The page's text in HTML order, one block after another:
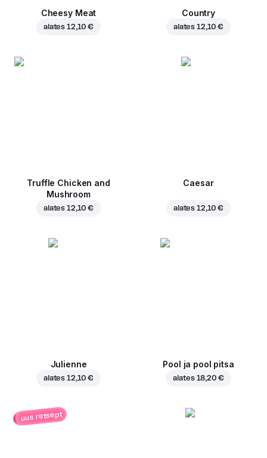
Cheesy Meat
alates 12,10 €
Country
alates 12,10 €
Truffle Chicken and
Mushroom
alates 12,10 €
Caesar
alates 12,10 €
Julienne
alates 12,10 €
Pool ja pool pitsa
alates 18,20 €
uus retsept